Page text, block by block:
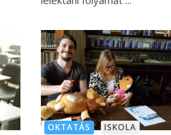
OKTATÁS ISKOLA